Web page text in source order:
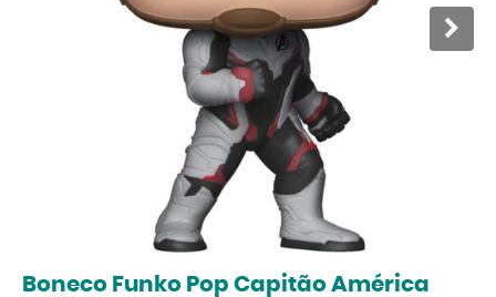
Boneco Funko Pop Capitão América